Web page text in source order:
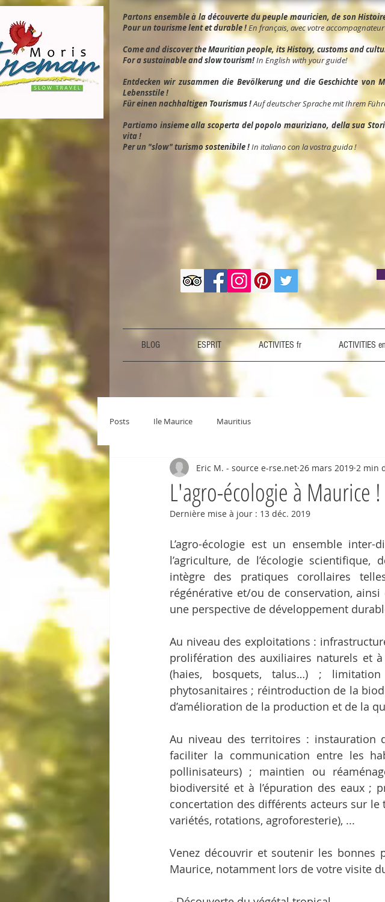
Partons ensemble à la découverte du peuple mauricien, de son
Pour un tourisme lent et durable !En français, avec votre
Come and discover the Mauritian people, its History, customs and
For a sustainable and slow tourism!In English with your guide!
Entdecken wir zusammen die Bevölkerung und die Geschichte
Lebensstile !
Für einen nachhaltigen Tourismus !Auf deutscher Sprache mit Ihrem
Partiamo insieme alla scoperta del popolo mauriziano, della sua
vita !
Per un "slow" turismo sostenibile !In italiano con la vostra guida !
BLOG ESPRIT ACTIVITES fr ACTIVITIES
Posts Ile Maurice Mauritius
L'agro-écologie à Maurice !
Eric M. - source e-rse.net 26 mars 2019 2 min
Dernière mise à jour : 13 déc. 2019
L’agro-écologie est un ensemble
l’agriculture, de l’écologie scientifique,
intègre des pratiques corollaires
régénérative et/ou de conservation,
une perspective de développement
Au niveau des exploitations :
prolifération des auxiliaires naturels et
(haies, bosquets, talus…) ;
phytosanitaires ; réintroduction de la
d’amélioration de la production et de la
Au niveau des territoires : instauration
faciliter la communication entre les
pollinisateurs) ; maintien ou
biodiversité et à l’épuration des eaux ;
concertation des différents acteurs sur
variétés, rotations, agroforesterie), ...
Venez découvrir et soutenir les bonnes
Maurice, notamment lors de votre visite